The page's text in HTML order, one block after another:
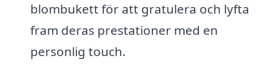
blombukett för att gratulera och lyfta
fram deras prestationer med en
personlig touch.